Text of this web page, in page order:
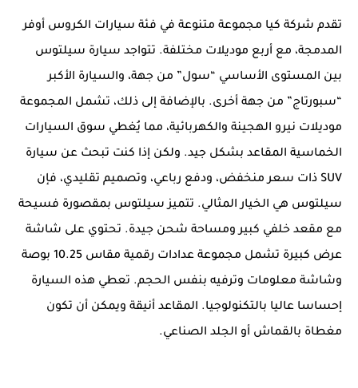
تقدم شركة كيا مجموعة متنوعة في فئة سيارات الكروس أوفر
المدمجة، مع أربع موديلات مختلفة. تتواجد سيارة سيلتوس
بين المستوى الأساسي “سول” من جهة، والسيارة الأكبر
“سبورتاج” من جهة أخرى. بالإضافة إلى ذلك، تشمل المجموعة
موديلات نيرو الهجينة والكهربائية، مما يُغطي سوق السيارات
الخماسية المقاعد بشكل جيد. ولكن إذا كنت تبحث عن سيارة
SUV ذات سعر منخفض، ودفع رباعي، وتصميم تقليدي، فإن
سيلتوس هي الخيار المثالي. تتميز سيلتوس بمقصورة فسيحة
مع مقعد خلفي كبير ومساحة شحن جيدة. تحتوي على شاشة
عرض كبيرة تشمل مجموعة عدادات رقمية مقاس 10.25 بوصة
وشاشة معلومات وترفيه بنفس الحجم. تعطي هذه السيارة
إحساسا عاليا بالتكنولوجيا. المقاعد أنيقة ويمكن أن تكون
مغطاة بالقماش أو الجلد الصناعي.